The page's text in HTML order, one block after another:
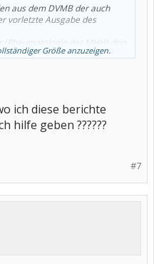
aus dem DVMB der auch
vorletzte Ausgabe des
der MHH) drin
auf MB bezogen), dass viele
am besten in Kopie dabei
Größe anzuzeigen.
ich diese berichte
hilfe geben ??????
#7